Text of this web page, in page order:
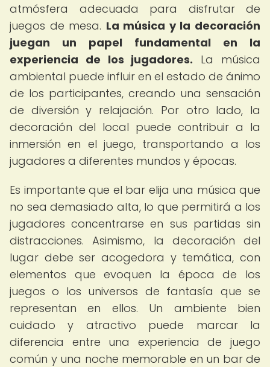
atmósfera adecuada para disfrutar de
juegos de mesa. La música y la decoración
juegan un papel fundamental en la
experiencia de los jugadores. La música
ambiental puede influir en el estado de ánimo
de los participantes, creando una sensación
de diversión y relajación. Por otro lado, la
decoración del local puede contribuir a la
inmersión en el juego, transportando a los
jugadores a diferentes mundos y épocas.
Es importante que el bar elija una música que
no sea demasiado alta, lo que permitirá a los
jugadores concentrarse en sus partidas sin
distracciones. Asimismo, la decoración del
lugar debe ser acogedora y temática, con
elementos que evoquen la época de los
juegos o los universos de fantasía que se
representan en ellos. Un ambiente bien
cuidado y atractivo puede marcar la
diferencia entre una experiencia de juego
común y una noche memorable en un bar de